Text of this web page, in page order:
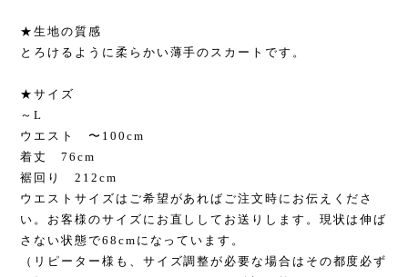
★生地の質感
とろけるように柔らかい薄手のスカートです。
★サイズ
～L
ウエスト 〜100cm
着丈 76cm
裾回り 212cm
ウエストサイズはご希望があればご注文時にお伝えくださ
い。お客様のサイズにお直ししてお送りします。現状は伸ば
さない状態で68cmになっています。
（リピーター様も、サイズ調整が必要な場合はその都度必ず